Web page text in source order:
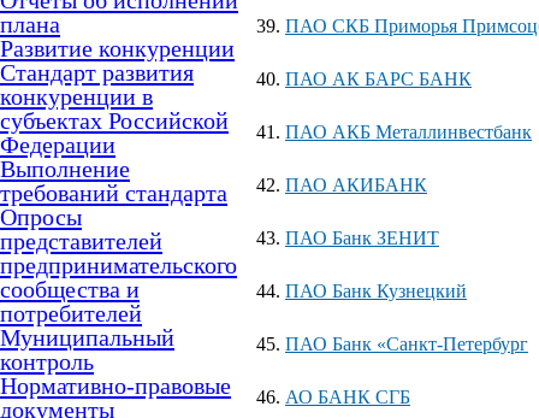
плана
Развитие конкуренции
Стандарт развития
конкуренции в
субъектах Российской
Федерации
Выполнение
требований стандарта
Опросы
представителей
предпринимательского
сообщества и
потребителей
Муниципальный
контроль
Нормативно-правовые
документы
ПАО CКБ Приморья
ПАО АК БАРС БАНК
ПАО АКБ Металлинвестбанк
ПАО АКИБАНК
ПАО Банк ЗЕНИТ
ПАО Банк Кузнецкий
ПАО Банк «Санкт-Петербург
АО БАНК СГБ